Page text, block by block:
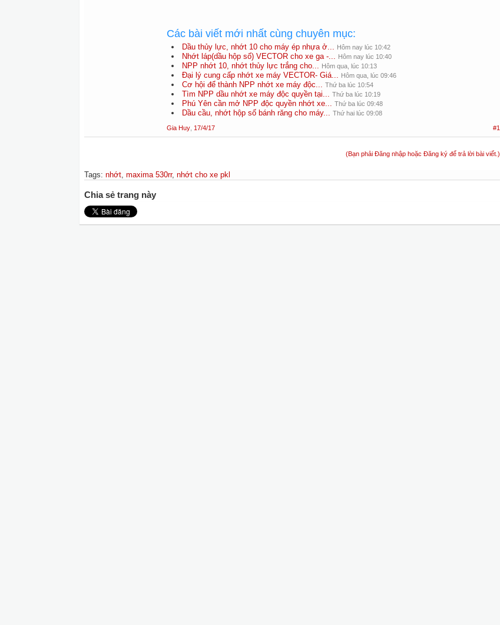
Các bài viết mới nhất cùng chuyên mục:
Dầu thủy lực, nhớt 10 cho máy ép nhựa ở... Hôm nay lúc 10:42
Nhớt láp(dầu hộp số) VECTOR cho xe ga -... Hôm nay lúc 10:40
NPP nhớt 10, nhớt thủy lực trắng cho... Hôm qua, lúc 10:13
Đại lý cung cấp nhớt xe máy VECTOR- Giá... Hôm qua, lúc 09:46
Cơ hội để thành NPP nhớt xe máy độc... Thứ ba lúc 10:54
Tìm NPP dầu nhớt xe máy độc quyền tại... Thứ ba lúc 10:19
Phú Yên cần mở NPP độc quyền nhớt xe... Thứ ba lúc 09:48
Dầu cầu, nhớt hộp số bánh răng cho máy... Thứ hai lúc 09:08
Gia Huy 17/4/17 #1
(Bạn phải Đăng nhập hoặc Đăng ký để trả lời bài viết.)
Tags: nhớt, maxima 530rr, nhớt cho xe pkl
Chia sẻ trang này